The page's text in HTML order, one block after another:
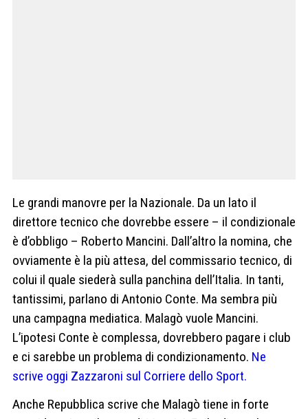
Le grandi manovre per la Nazionale. Da un lato il
direttore tecnico che dovrebbe essere – il condizionale
è d’obbligo – Roberto Mancini. Dall’altro la nomina, che
ovviamente è la più attesa, del commissario tecnico, di
colui il quale siederà sulla panchina dell’Italia. In tanti,
tantissimi, parlano di Antonio Conte. Ma sembra più
una campagna mediatica. Malagò vuole Mancini.
L’ipotesi Conte è complessa, dovrebbero pagare i club
e ci sarebbe un problema di condizionamento. Ne
scrive oggi Zazzaroni sul Corriere dello Sport.
Anche Repubblica scrive che Malagò tiene in forte